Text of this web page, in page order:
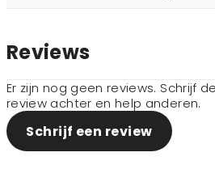
Reviews
Er zijn nog geen reviews. Schrijf
review achter en help anderen.
Schrijf een review